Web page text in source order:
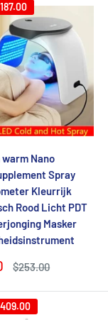
warm Nano
Spray
Kleurrijk
Rood Licht PDT
Masker
Normale
$253.00